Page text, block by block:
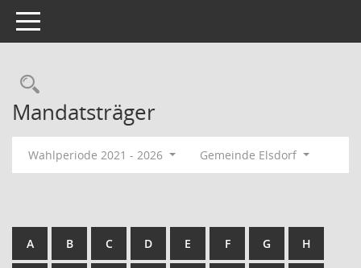
Toggle navigation
Rechercheauswahl
Mandatsträger
Wahlperiode 2021 - 2026 Gemeinde Elsdorf
A B C D E F G H